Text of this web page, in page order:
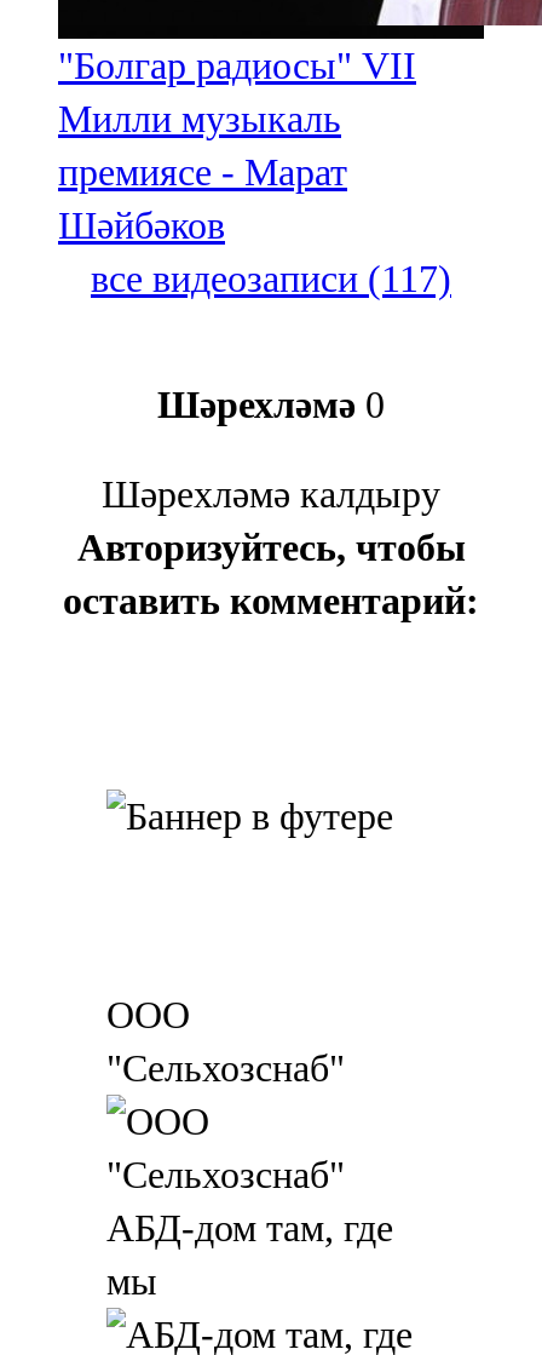
"Болгар радиосы" VII
Милли музыкаль
премиясе - Марат
Шәйбәков
все видеозаписи (117)
Шәрехләмә 0
Шәрехләмә калдыру
Авторизуйтесь, чтобы
оставить комментарий:
ООО
"Сельхозснаб"
АБД-дом там, где
мы